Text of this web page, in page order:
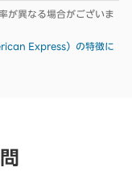
が異なる場合がございま
Express）の特徴に